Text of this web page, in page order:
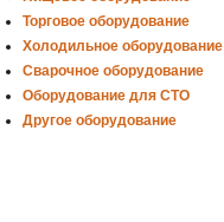
Торговое оборудование
Холодильное оборудование
Сварочное оборудование
Оборудование для СТО
Другое оборудование